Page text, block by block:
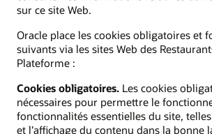
sur ce site Web.
Oracle place les cookies obligatoires et
suivants via les sites Web des
Plateforme :
Cookies obligatoires. Les cookies
nécessaires pour permettre le
fonctionnalités essentielles du site,
et l’affichage du contenu dans la bonne